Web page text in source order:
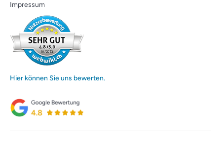
Impressum
Hier können Sie uns bewerten.